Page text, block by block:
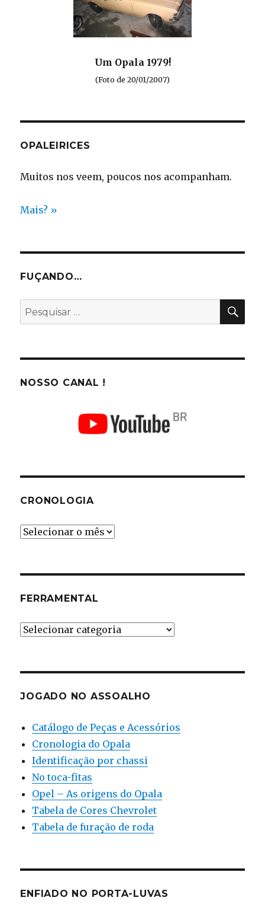
Um Opala 1979!
(Foto de 20/01/2007)
OPALEIRICES
Muitos nos veem, poucos nos acompanham.
Mais? »
FUÇANDO…
Pesquisar
por:
NOSSO CANAL !
CRONOLOGIA
Cronologia
FERRAMENTAL
Ferramental
JOGADO NO ASSOALHO
Catálogo de Peças e Acessórios
Cronologia do Opala
Identificação por chassi
No toca-fitas
Opel – As origens do Opala
Tabela de Cores Chevrolet
Tabela de furação de roda
ENFIADO NO PORTA-LUVAS